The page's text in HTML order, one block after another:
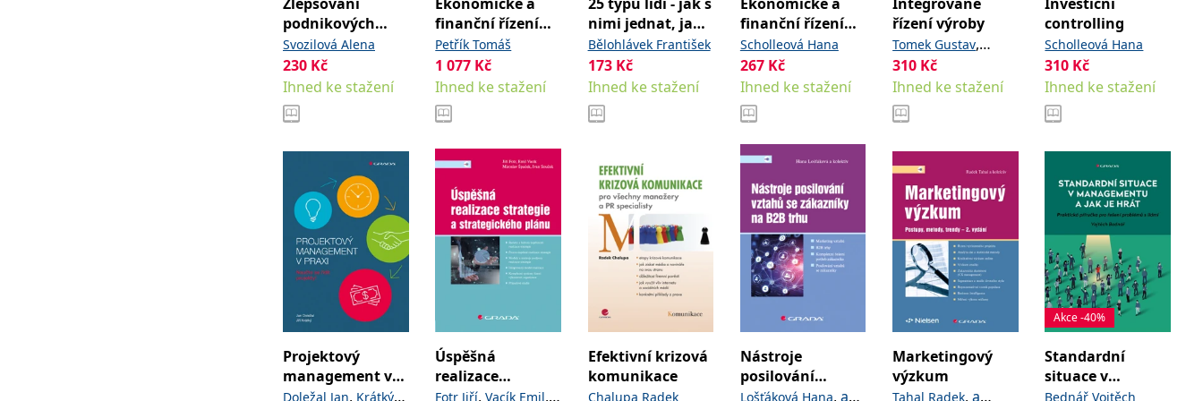
podnikových
procesů
Svozilová Alena
230 Kč
Ihned ke stažení
finanční řízení
firmy
Petřík Tomáš
1 077 Kč
Ihned ke stažení
nimi jednat, jak
je vést a
motivovat
Bělohlávek František
173 Kč
Ihned ke stažení
finanční řízení
pro neekonomy
Scholleová Hana
267 Kč
Ihned ke stažení
řízení výroby
Tomek Gustav,
Vávrová Věra
310 Kč
Ihned ke stažení
controlling
Scholleová Hana
310 Kč
Ihned ke stažení
Projektový
management v
praxi
Doležal Jan, Krátký
Úspěšná
realizace
strategie a
Fotr Jiří,Vacík Emil,
Efektivní krizová
komunikace
Chalupa Radek
Nástroje
posilování
vztahů se
Lošťáková Hana, a
Marketingový
výzkum
Tahal Radek,a
Akce -40%
Standardní
situace v
managementu a
Bednář Vojtěch